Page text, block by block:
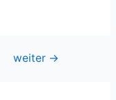
weiter →